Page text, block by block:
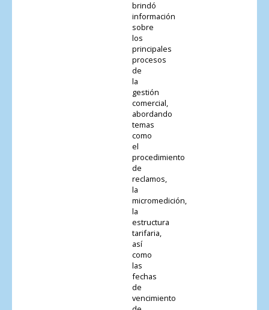
brindó
información
sobre
los
principales
procesos
de
la
gestión
comercial,
abordando
temas
como
el
procedimiento
de
reclamos,
la
micromedición,
la
estructura
tarifaria,
así
como
las
fechas
de
vencimiento